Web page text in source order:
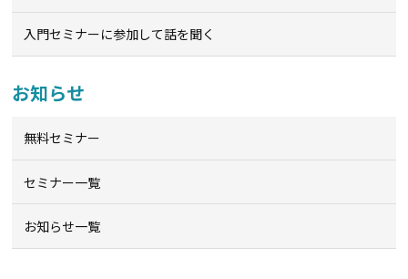
入門セミナーに参加して話を聞く
お知らせ
無料セミナー
セミナー一覧
お知らせ一覧